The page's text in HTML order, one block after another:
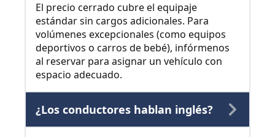
El precio cerrado cubre el equipaje
estándar sin cargos adicionales. Para
volúmenes excepcionales (como equipos
deportivos o carros de bebé), infórmenos
al reservar para asignar un vehículo con
espacio adecuado.
¿Los conductores hablan inglés?